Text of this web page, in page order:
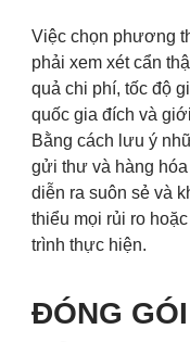
Việc chọn phương
phải xem xét cẩn
quả chi phí, tốc độ
quốc gia đích và
Bằng cách lưu ý
gửi thư và hàng
diễn ra suôn sẻ và
thiểu mọi rủi ro
trình thực hiện.
ĐÓNG